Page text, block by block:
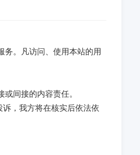
务。凡访问、使用本站的用
间接的内容责任。
，我方将在核实后依法依